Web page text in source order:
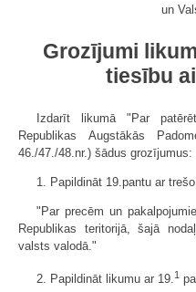
un
Grozījumi
tiesību
Izdarīt likumā "Par
Republikas Augstākās
46./47./48.nr.) šādus grozījumus:
1. Papildināt 19.pantu ar
"Par precēm un
Republikas teritorijā, šajā
valsts valodā."
2. Papildināt likumu ar 19.1